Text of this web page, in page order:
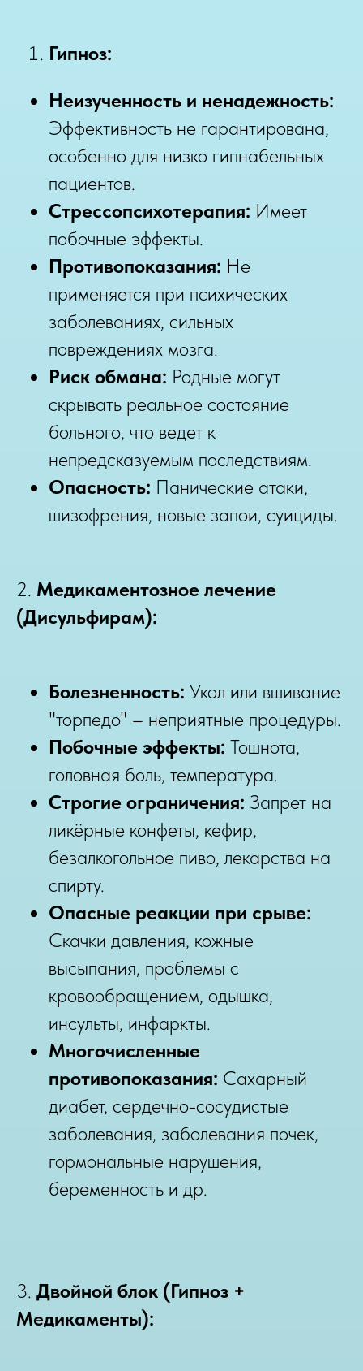
Гипноз:
Неизученность и ненадежность:
Эффективность не гарантирована,
особенно для низко гипнабельных
пациентов.
Стрессопсихотерапия: Имеет
побочные эффекты.
Противопоказания: Не
применяется при психических
заболеваниях, сильных
повреждениях мозга.
Риск обмана: Родные могут
скрывать реальное состояние
больного, что ведет к
непредсказуемым последствиям.
Опасность: Панические атаки,
шизофрения, новые запои, суициды.
2. Медикаментозное лечение
(Дисульфирам):
Болезненность: Укол или вшивание
"торпедо" – неприятные процедуры.
Побочные эффекты: Тошнота,
головная боль, температура.
Строгие ограничения: Запрет на
ликёрные конфеты, кефир,
безалкогольное пиво, лекарства на
спирту.
Опасные реакции при срыве:
Скачки давления, кожные
высыпания, проблемы с
кровообращением, одышка,
инсульты, инфаркты.
Многочисленные
противопоказания: Сахарный
диабет, сердечно-сосудистые
заболевания, заболевания почек,
гормональные нарушения,
беременность и др.
3. Двойной блок (Гипноз +
Медикаменты):